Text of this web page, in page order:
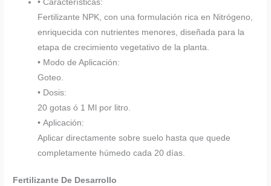
• Características:
Fertilizante NPK, con una formulación rica en Nitrógeno,
enriquecida con nutrientes menores, diseñada para la
etapa de crecimiento vegetativo de la planta.
• Modo de Aplicación:
Goteo.
• Dosis:
20 gotas ó 1 Ml por litro.
• Aplicación:
Aplicar directamente sobre suelo hasta que quede
completamente húmedo cada 20 días.
Fertilizante De Desarrollo